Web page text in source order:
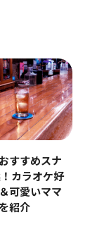
すすめスナ
カラオケ好
可愛いママ
紹介